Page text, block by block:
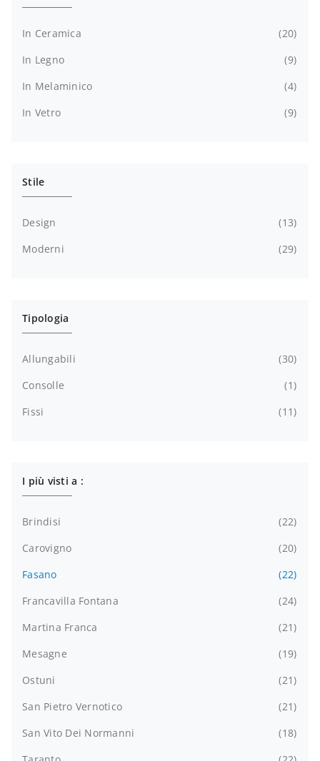
In Ceramica
20
In Legno
9
In Melaminico
4
In Vetro
9
Stile
Design
13
Moderni
29
Tipologia
Allungabili
30
Consolle
1
Fissi
11
I più visti a :
Brindisi
22
Carovigno
20
Fasano
22
Francavilla Fontana
24
Martina Franca
21
Mesagne
19
Ostuni
21
San Pietro Vernotico
21
San Vito Dei Normanni
18